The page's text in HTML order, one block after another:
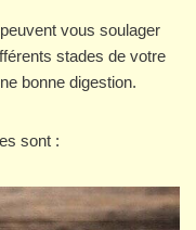
vous soulager
stades de votre
bonne digestion.
sont :